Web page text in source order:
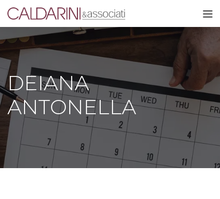
DEIANA
ANTONELLA